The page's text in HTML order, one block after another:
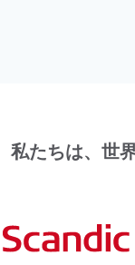
私たちは、世